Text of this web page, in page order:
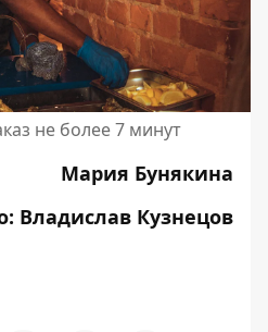
не более 7 минут
Мария Бунякина
Владислав Кузнецов